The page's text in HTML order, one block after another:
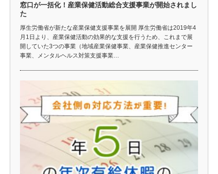
窓口が一括化！産業保健活動総合支援事業が開始されまし
た
厚生労働省が新たな産業保健支援事業を展開 厚生労働省は2019年4
月1日より、産業保健活動の効果的な支援を行うため、これまで展
開していた3つの事業（地域産業保健事業、産業保健推進センター
事業、メンタルヘルス対策支援事業…